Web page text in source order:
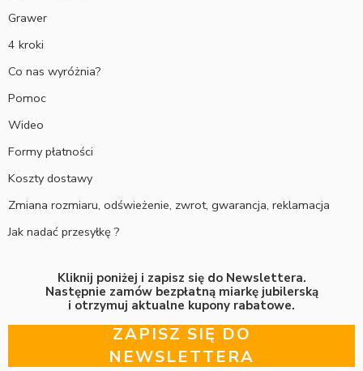
Grawer
4 kroki
Co nas wyróżnia?
Pomoc
Wideo
Formy płatności
Koszty dostawy
Zmiana rozmiaru, odświeżenie, zwrot, gwarancja, reklamacja
Jak nadać przesyłkę ?
Kliknij poniżej i zapisz się do Newslettera.
Następnie zamów bezpłatną miarkę jubilerską
i otrzymuj aktualne kupony rabatowe.
ZAPISZ SIĘ DO
NEWSLETTERA